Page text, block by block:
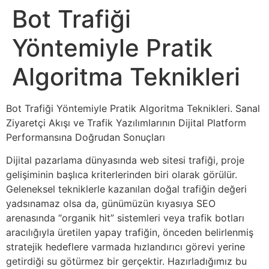
Bot Trafiği
Yöntemiyle Pratik
Algoritma Teknikleri
Bot Trafiği Yöntemiyle Pratik Algoritma Teknikleri. Sanal
Ziyaretçi Akışı ve Trafik Yazılımlarının Dijital Platform
Performansına Doğrudan Sonuçları
Dijital pazarlama dünyasında web sitesi trafiği, proje
gelişiminin başlıca kriterlerinden biri olarak görülür.
Geleneksel tekniklerle kazanılan doğal trafiğin değeri
yadsınamaz olsa da, günümüzün kıyasıya SEO
arenasında “organik hit” sistemleri veya trafik botları
aracılığıyla üretilen yapay trafiğin, önceden belirlenmiş
stratejik hedeflere varmada hızlandırıcı görevi yerine
getirdiği su götürmez bir gerçektir. Hazırladığımız bu